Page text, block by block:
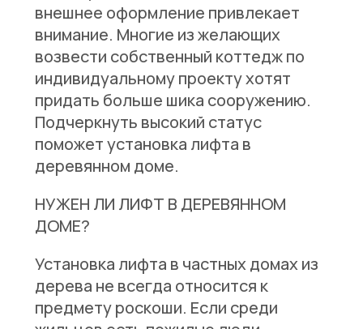
внешнее оформление привлекает
внимание. Многие из желающих
возвести собственный коттедж по
индивидуальному проекту хотят
придать больше шика сооружению.
Подчеркнуть высокий статус
поможет установка лифта в
деревянном доме.
НУЖЕН ЛИ ЛИФТ В ДЕРЕВЯННОМ
ДОМЕ?
Установка лифта в частных домах из
дерева не всегда относится к
предмету роскоши. Если среди